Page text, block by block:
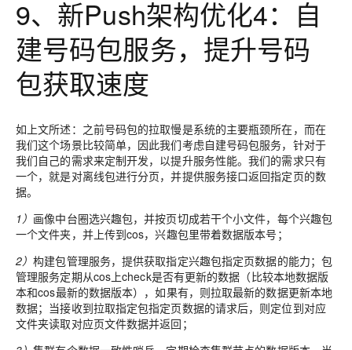
9、新Push架构优化4：自
建号码包服务，提升号码
包获取速度
如上文所述： 之前号码包的拉取慢是系统的主要瓶颈所在，而在
我们这个场景比较简单，因此我们考虑自建号码包服务，针对于
我们自己的需求来定制开发，以提升服务性能。我们的需求只有
一个，就是对离线包进行分页，并提供服务接口返回指定页的数
据。
1） 画像中台圈选兴趣包，并按页切成若干个小文件，每个兴趣包
一个文件夹，并上传到cos，兴趣包里带着数据版本号；
2）构建包管理服务，提供获取指定兴趣包指定页数据的能力；包
管理服务定期从cos上check是否有更新的数据（比较本地数据版
本和cos最新的数据版本），如果有，则拉取最新的数据更新本地
数据；当接收到拉取指定包指定页数据的请求后，则定位到对应
文件夹读取对应页文件数据并返回；